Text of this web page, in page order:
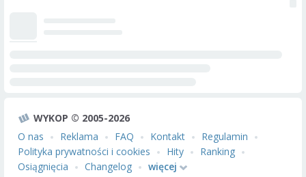
WYKOP © 2005-2026
O nas
Reklama FAQ Kontakt
Regulamin
Polityka prywatności i cookies
Hity
Ranking
Osiągnięcia
Changelog więcej